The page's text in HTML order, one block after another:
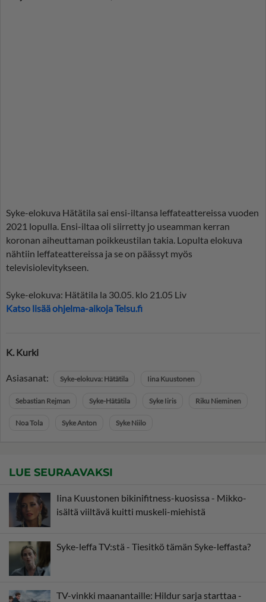
Syke-elokuva Hätätila sai ensi-iltansa leffateattereissa vuoden
2021 lopulla. Ensi-iltaa oli siirretty jo useamman kerran
koronan aiheuttaman poikkeustilan takia. Lopulta elokuva
nähtiin leffateattereissa ja se on päässyt myös
televisiolevitykseen.
Syke-elokuva: Hätätila la 30.05. klo 21.05 Liv
Katso lisää ohjelma-aikoja Telsu.fi
K. Kurki
Asiasanat: Syke-elokuva: Hätätila Iina Kuustonen
Sebastian Rejman Syke-Hätätila Syke Iiris Riku Nieminen
Noa Tola Syke Anton Syke Niilo
LUE SEURAAVAKSI
Iina Kuustonen bikinifitness-kuosissa - Mikko-
isältä viiltävä kuitti muskeli-miehistä
Syke-leffa TV:stä - Tiesitkö tämän Syke-leffasta?
TV-vinkki maanantaille: Hildur sarja starttaa -